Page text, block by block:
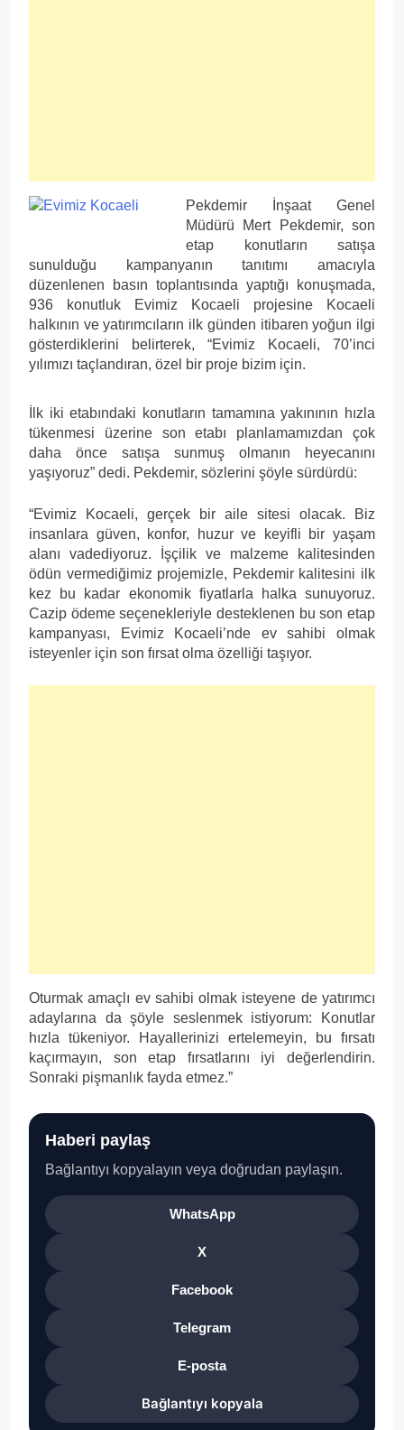
Pekdemir İnşaat Genel
Müdürü Mert Pekdemir, son
etap konutların satışa
sunulduğu kampanyanın tanıtımı amacıyla
düzenlenen basın toplantısında yaptığı konuşmada,
936 konutluk Evimiz Kocaeli projesine Kocaeli
halkının ve yatırımcıların ilk günden itibaren yoğun ilgi
gösterdiklerini belirterek, “Evimiz Kocaeli, 70’inci
yılımızı taçlandıran, özel bir proje bizim için.
İlk iki etabındaki konutların tamamına yakınının hızla
tükenmesi üzerine son etabı planlamamızdan çok
daha önce satışa sunmuş olmanın heyecanını
yaşıyoruz” dedi. Pekdemir, sözlerini şöyle sürdürdü:
“Evimiz Kocaeli, gerçek bir aile sitesi olacak. Biz
insanlara güven, konfor, huzur ve keyifli bir yaşam
alanı vadediyoruz. İşçilik ve malzeme kalitesinden
ödün vermediğimiz projemizle, Pekdemir kalitesini ilk
kez bu kadar ekonomik fiyatlarla halka sunuyoruz.
Cazip ödeme seçenekleriyle desteklenen bu son etap
kampanyası, Evimiz Kocaeli’nde ev sahibi olmak
isteyenler için son fırsat olma özelliği taşıyor.
Oturmak amaçlı ev sahibi olmak isteyene de yatırımcı
adaylarına da şöyle seslenmek istiyorum: Konutlar
hızla tükeniyor. Hayallerinizi ertelemeyin, bu fırsatı
kaçırmayın, son etap fırsatlarını iyi değerlendirin.
Sonraki pişmanlık fayda etmez.”
Haberi paylaş
Bağlantıyı kopyalayın veya doğrudan paylaşın.
WhatsApp
X
Facebook
Telegram
E-posta
Bağlantıyı kopyala